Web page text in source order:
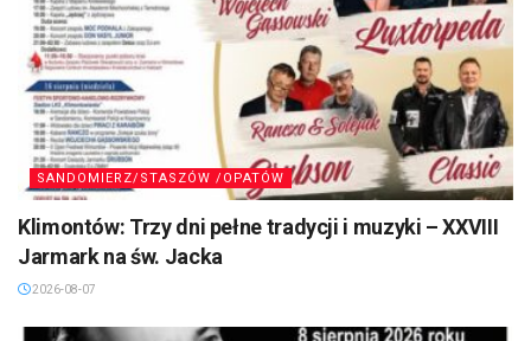
SANDOMIERZ/STASZÓW /OPATÓW
Klimontów: Trzy dni pełne tradycji i muzyki – XXVIII
Jarmark na św. Jacka
2026-08-07